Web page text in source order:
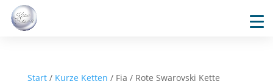
Start/ Kurze Ketten / Fia / Rote Swarovski Kette